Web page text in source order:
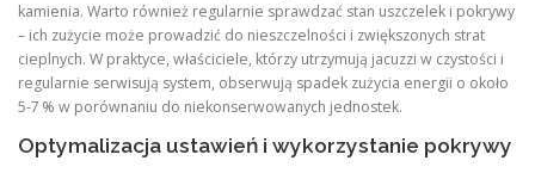
kamienia. Warto również regularnie sprawdzać stan uszczelek i pokrywy
– ich zużycie może prowadzić do nieszczelności i zwiększonych strat
cieplnych. W praktyce, właściciele, którzy utrzymują jacuzzi w czystości i
regularnie serwisują system, obserwują spadek zużycia energii o około
5‑7 % w porównaniu do niekonserwowanych jednostek.
Optymalizacja ustawień i wykorzystanie pokrywy